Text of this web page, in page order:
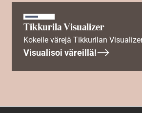
Tikkurila Visualizer
Kokeile värejä Tikkurilan
Visualisoi väreillä!